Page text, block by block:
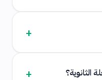
الثانوية؟